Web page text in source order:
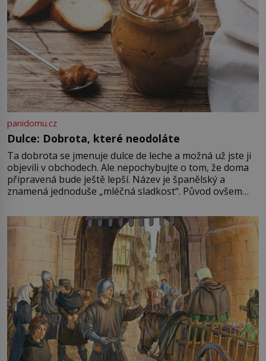
panidomu.cz
Dulce: Dobrota, které neodoláte
Ta dobrota se jmenuje dulce de leche a možná už jste ji
objevili v obchodech. Ale nepochybujte o tom, že doma
připravená bude ještě lepší. Název je španělský a
znamená jednoduše „mléčná sladkost“. Původ ovšem
pře hned několik latinskoamerických zemí a k tomu
Francie, kde se traduje,